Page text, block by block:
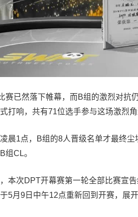
赛已然落下帷幕，而B组的激烈对抗
打响，共有71位选手参与这场激烈
晨1点，B组的8人晋级名单才最终
组CL。
本次DPT开幕赛第一轮全部比赛宣
5月9日中午12点重新回到开赛，展